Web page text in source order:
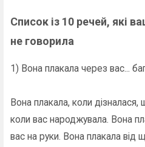
Список із 10 речей, які
не говорила
1) Вона плакала через вас...
Вона плакала, коли дізналася,
коли вас народжувала. Вона
вас на руки. Вона плакала від